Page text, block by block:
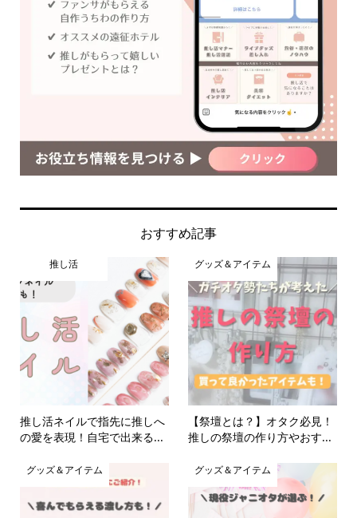
おすすめ記事
推し活
推し活ネイルで指先に推しへ
の愛を表現！自宅で出来る...
グッズ＆アイテム
【祭壇とは？】オタク必見！
推しの祭壇の作り方やおす...
グッズ＆アイテム グッズ＆アイテム